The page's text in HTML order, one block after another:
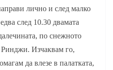
лично и след малко
след 10.30 двамата
по снежното
Ринджи. Изчаквам го,
да влезе в палатката,